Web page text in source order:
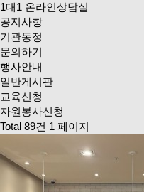
1대1 온라인상담실
공지사항
기관동정
문의하기
행사안내
일반게시판
교육신청
자원봉사신청
Total 89건 1 페이지